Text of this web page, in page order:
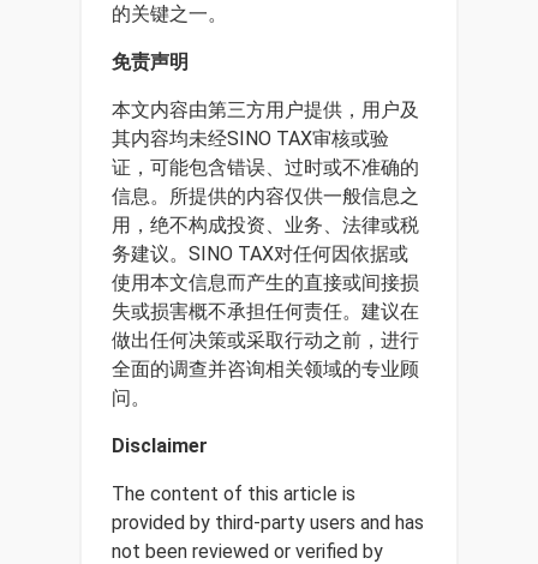
的关键之一。
免责声明
本文内容由第三方用户提供，用户及
其内容均未经SINO TAX审核或验
证，可能包含错误、过时或不准确的
信息。所提供的内容仅供一般信息之
用，绝不构成投资、业务、法律或税
务建议。SINO TAX对任何因依据或
使用本文信息而产生的直接或间接损
失或损害概不承担任何责任。建议在
做出任何决策或采取行动之前，进行
全面的调查并咨询相关领域的专业顾
问。
Disclaimer
The content of this article is
provided by third-party users and has
not been reviewed or verified by